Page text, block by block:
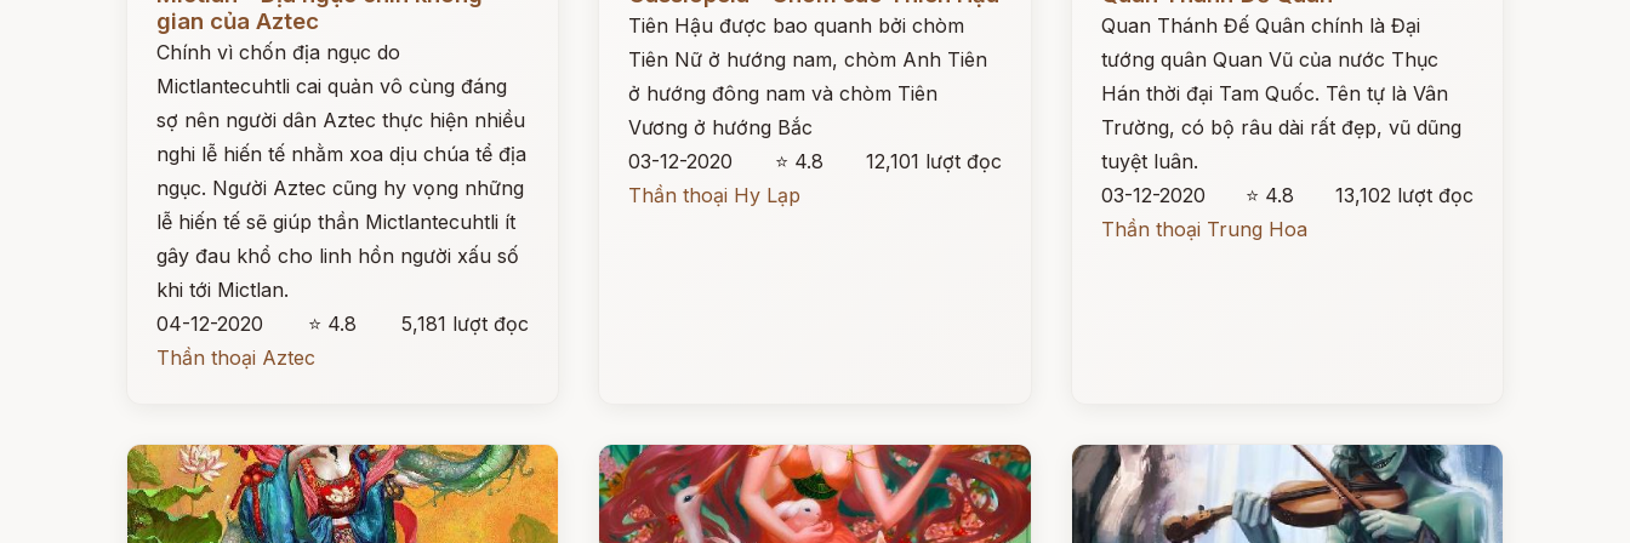
gian của Aztec
Chính vì chốn địa ngục do
Mictlantecuhtli cai quản vô cùng đáng
sợ nên người dân Aztec thực hiện nhiều
nghi lễ hiến tế nhằm xoa dịu chúa tể địa
ngục. Người Aztec cũng hy vọng những
lễ hiến tế sẽ giúp thần Mictlantecuhtli ít
gây đau khổ cho linh hồn người xấu số
khi tới Mictlan.
04-12-2020
⭐ 4.8
5,181 lượt đọc
Thần thoại Aztec
Tiên Hậu được bao quanh bởi chòm
Tiên Nữ ở hướng nam, chòm Anh Tiên
ở hướng đông nam và chòm Tiên
Vương ở hướng Bắc
03-12-2020
⭐ 4.8
12,101 lượt đọc
Thần thoại Hy Lạp
Quan Thánh Đế Quân chính là Đại
tướng quân Quan Vũ của nước Thục
Hán thời đại Tam Quốc. Tên tự là Vân
Trường, có bộ râu dài rất đẹp, vũ dũng
tuyệt luân.
03-12-2020
⭐ 4.8
13,102 lượt đọc
Thần thoại Trung Hoa